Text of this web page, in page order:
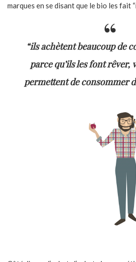
marques en se disant que le bio les fait
“ils achètent beaucoup de
parce qu’ils les font rêver,
permettent de consommer